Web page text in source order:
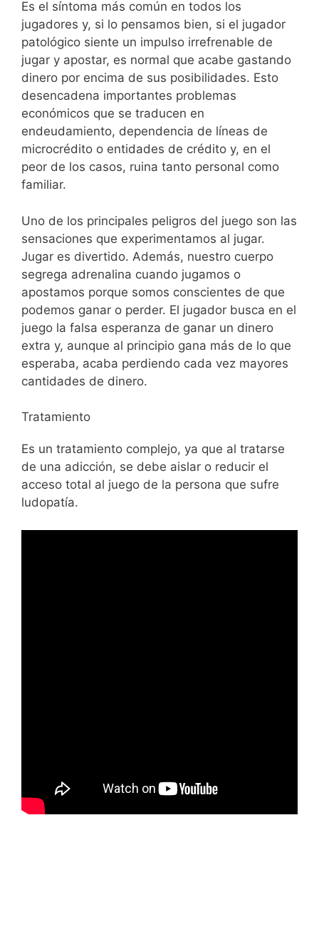
Es el síntoma más común en todos los
jugadores y, si lo pensamos bien, si el jugador
patológico siente un impulso irrefrenable de
jugar y apostar, es normal que acabe gastando
dinero por encima de sus posibilidades. Esto
desencadena importantes problemas
económicos que se traducen en
endeudamiento, dependencia de líneas de
microcrédito o entidades de crédito y, en el
peor de los casos, ruina tanto personal como
familiar.
Uno de los principales peligros del juego son las
sensaciones que experimentamos al jugar.
Jugar es divertido. Además, nuestro cuerpo
segrega adrenalina cuando jugamos o
apostamos porque somos conscientes de que
podemos ganar o perder. El jugador busca en el
juego la falsa esperanza de ganar un dinero
extra y, aunque al principio gana más de lo que
esperaba, acaba perdiendo cada vez mayores
cantidades de dinero.
Tratamiento
Es un tratamiento complejo, ya que al tratarse
de una adicción, se debe aislar o reducir el
acceso total al juego de la persona que sufre
ludopatía.